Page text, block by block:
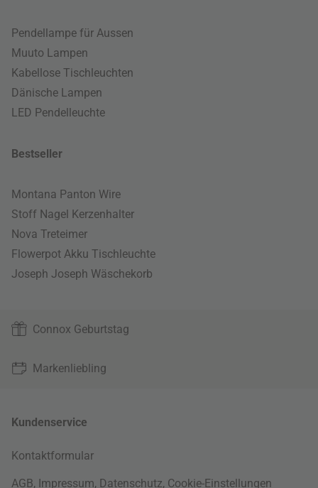
Pendellampe für Aussen
Muuto Lampen
Kabellose Tischleuchten
Dänische Lampen
LED Pendelleuchte
Bestseller
Montana Panton Wire
Stoff Nagel Kerzenhalter
Nova Treteimer
Flowerpot Akku Tischleuchte
Joseph Joseph Wäschekorb
Connox Geburtstag
Markenliebling
Kundenservice
Kontaktformular
AGB, Impressum, Datenschutz, Cookie-Einstellungen